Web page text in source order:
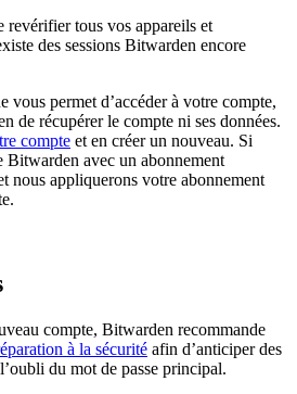
revérifier tous vos appareils et
des sessions Bitwarden encore
vous permet d’accéder à votre compte,
de récupérer le compte ni ses données.
compte et en créer un nouveau. Si
Bitwarden avec un abonnement
nous appliquerons votre abonnement
compte, Bitwarden recommande
à la sécurité afin d’anticiper des
du mot de passe principal.